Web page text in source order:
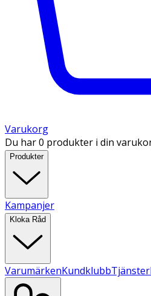
Varukorg
Du har 0 produkter i din
Produkter
Kampanjer
Kloka Råd
VarumärkenKundklubbTjänster